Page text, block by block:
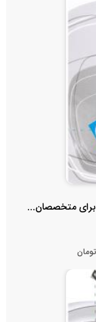
برای متخصصان...